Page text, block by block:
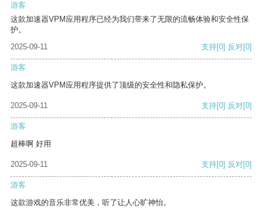
游客
这款加速器VPM应用程序已经为我们带来了无限的流畅体验和安全性保
护。
2025-09-11
支持[0] 反对[0]
游客
这款加速器VPM应用程序提供了顶级的安全性和隐私保护。
2025-09-11 支持[0] 反对[0]
游客
超棒啊 好用
2025-09-11 支持[0] 反对[0]
游客
这款游戏的音乐非常优美，听了让人心旷神怡。